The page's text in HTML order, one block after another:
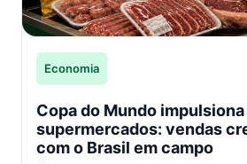
Economia
Copa do Mundo
supermercados: vendas
com o Brasil em campo